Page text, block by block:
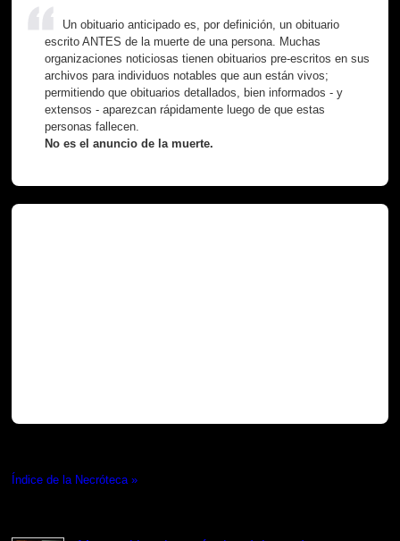
Un obituario anticipado es, por definición, un obituario
escrito ANTES de la muerte de una persona. Muchas
organizaciones noticiosas tienen obituarios pre-escritos en sus
archivos para individuos notables que aun están vivos;
permitiendo que obituarios detallados, bien informados - y
extensos - aparezcan rápidamente luego de que estas
personas fallecen.
No es el anuncio de la muerte.
Índice de la Necróteca »